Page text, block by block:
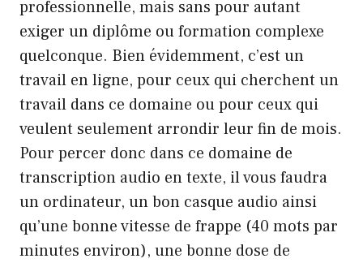
professionnelle, mais sans pour autant
exiger un diplôme ou formation complexe
quelconque. Bien évidemment, c’est un
travail en ligne, pour ceux qui cherchent un
travail dans ce domaine ou pour ceux qui
veulent seulement arrondir leur fin de mois.
Pour percer donc dans ce domaine de
transcription audio en texte, il vous faudra
un ordinateur, un bon casque audio ainsi
qu’une bonne vitesse de frappe (40 mots par
minutes environ), une bonne dose de